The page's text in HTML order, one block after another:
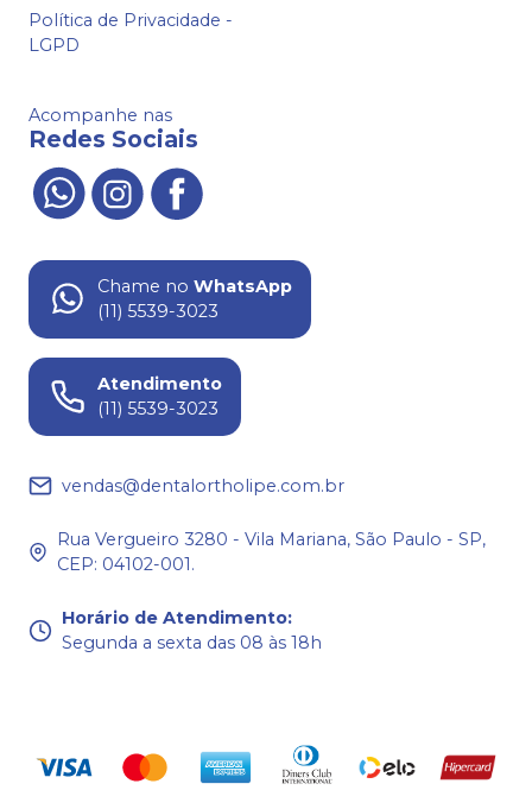
Política de Privacidade -
LGPD
Acompanhe nas
Redes Sociais
Chame no WhatsApp
(11) 5539-3023
Atendimento
(11) 5539-3023
vendas@dentalortholipe.com.br
Rua Vergueiro 3280 - Vila Mariana, São Paulo - SP,
CEP: 04102-001.
Horário de Atendimento:
Segunda a sexta das 08 às 18h